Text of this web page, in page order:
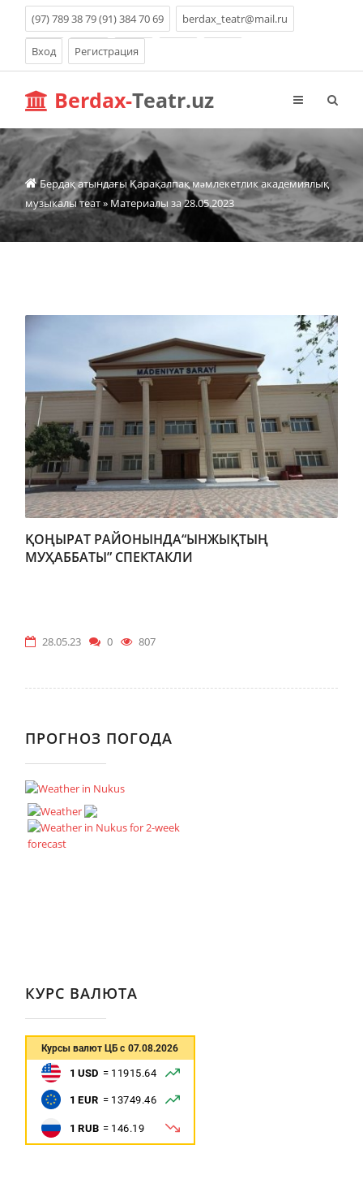
(97) 789 38 79 (91) 384 70 69 berdax_teatr@mail.ru
Вход Регистрация
Berdax-Teatr.uz
Бердақ атындағы Қарақалпақ мəмлекетлик академиялық
музыкалы теат» Материалы за 28.05.2023
ҚОҢЫРАТ РАЙОНЫНДА“ЫНЖЫҚТЫҢ
МУҲАББАТЫ” СПЕКТАКЛИ
28.05.23 0 807
ПРОГНОЗ ПОГОДА
КУРС ВАЛЮТА